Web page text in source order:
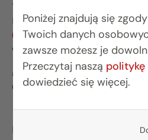
Poniżej znajdują się
Twoich danych
zawsze możesz je
Przeczytaj naszą
dowiedzieć się więcej.
15-281 Białystok
BIURO WARSZAWA
(22) 642 03 55
al. Wilanowska 67E lok. U5
02-765 Warszawa
INFORMACJE